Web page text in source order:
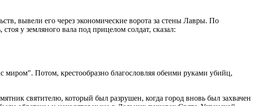
вывели его через экономические ворота за стены Лавры. По
у земляного вала под прицелом солдат, сказал:
Потом, крестообразно благословляя обеими руками убийц,
святителю, который был разрушен, когда город вновь был захвачен